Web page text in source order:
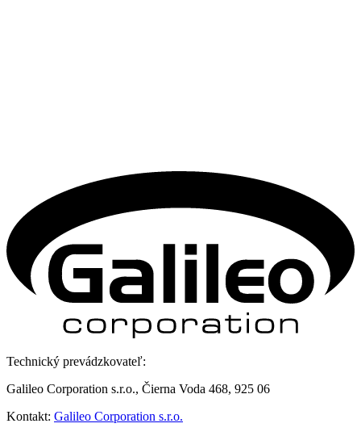
Technický prevádzkovateľ:
Galileo Corporation s.r.o., Čierna Voda 468, 925 06
Kontakt: Galileo Corporation s.r.o.